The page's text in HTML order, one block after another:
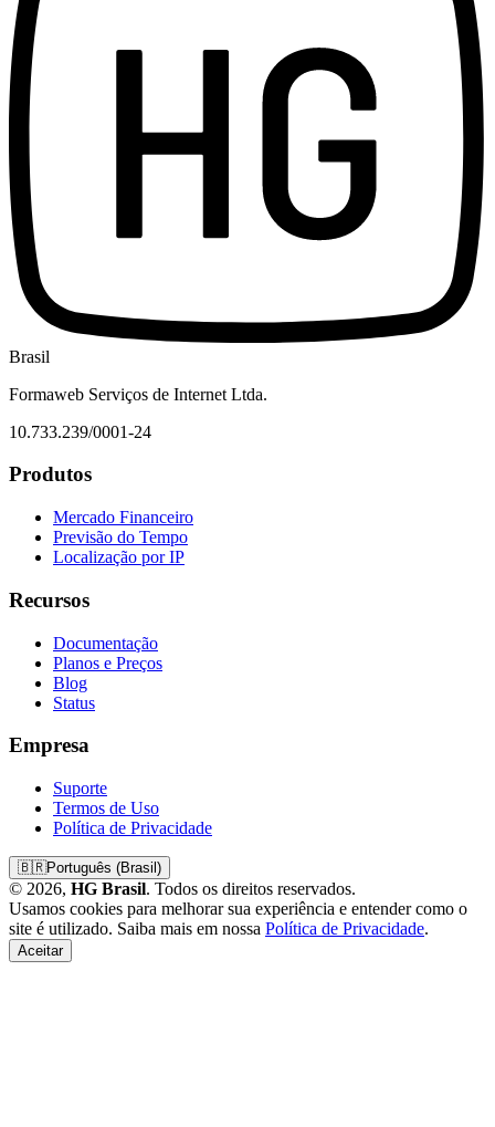
Brasil
Formaweb Serviços de Internet Ltda.
10.733.239/0001-24
Produtos
Mercado Financeiro
Previsão do Tempo
Localização por IP
Recursos
Documentação
Planos e Preços
Blog
Status
Empresa
Suporte
Termos de Uso
Política de Privacidade
🇧🇷Português (Brasil)
© 2026, HG Brasil. Todos os direitos reservados.
Usamos cookies para melhorar sua experiência e entender como o
site é utilizado. Saiba mais em nossa Política de Privacidade.
Aceitar